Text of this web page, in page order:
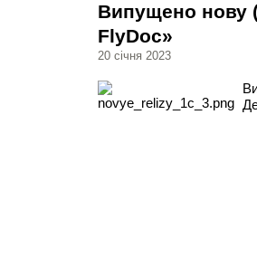
Випущено нову
FlyDoc»
20 січня 2023